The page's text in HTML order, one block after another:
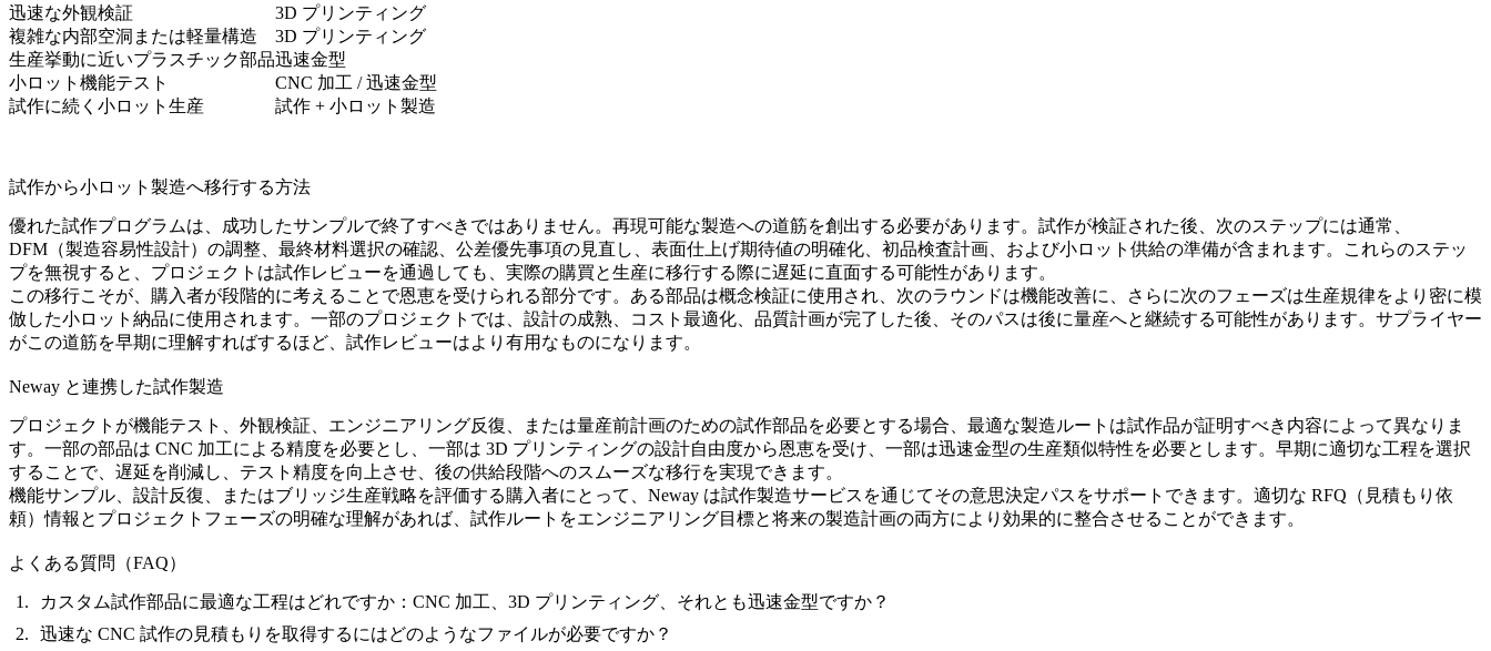
迅速な外観検証
3D プリンティング
複雑な内部空洞または軽量構造
3D プリンティング
生産挙動に近いプラスチック部品迅速金型
小ロット機能テスト
CNC 加工 / 迅速金型
試作に続く小ロット生産
試作 + 小ロット製造
試作から小ロット製造へ移行する方法
優れた試作プログラムは、成功したサンプルで終了すべきではありません。再現可能な製造への道筋を創出する必要があります。試作が検証された後、次のステップには通常、
DFM（製造容易性設計）の調整、最終材料選択の確認、公差優先事項の見直し、表面仕上げ期待値の明確化、初品検査計画、および小ロット供給の準備が含まれます。これらのステッ
プを無視すると、プロジェクトは試作レビューを通過しても、実際の購買と生産に移行する際に遅延に直面する可能性があります。
この移行こそが、購入者が段階的に考えることで恩恵を受けられる部分です。ある部品は概念検証に使用され、次のラウンドは機能改善に、さらに次のフェーズは生産規律をより密に模
倣した小ロット納品に使用されます。一部のプロジェクトでは、設計の成熟、コスト最適化、品質計画が完了した後、そのパスは後に量産へと継続する可能性があります。サプライヤー
がこの道筋を早期に理解すればするほど、試作レビューはより有用なものになります。
Neway と連携した試作製造
プロジェクトが機能テスト、外観検証、エンジニアリング反復、または量産前計画のための試作部品を必要とする場合、最適な製造ルートは試作品が証明すべき内容によって異なりま
す。一部の部品は CNC 加工による精度を必要とし、一部は 3D プリンティングの設計自由度から恩恵を受け、一部は迅速金型の生産類似特性を必要とします。早期に適切な工程を選択
することで、遅延を削減し、テスト精度を向上させ、後の供給段階へのスムーズな移行を実現できます。
機能サンプル、設計反復、またはブリッジ生産戦略を評価する購入者にとって、Neway は試作製造サービス を通じてその意思決定パスをサポートできます。適切な RFQ（見積もり依
頼）情報とプロジェクトフェーズの明確な理解があれば、試作ルートをエンジニアリング目標と将来の製造計画の両方により効果的に整合させることができます。
よくある質問（FAQ）
カスタム試作部品に最適な工程はどれですか：CNC 加工、3D プリンティング、それとも迅速金型ですか？
迅速な CNC 試作の見積もりを取得するにはどのようなファイルが必要ですか？